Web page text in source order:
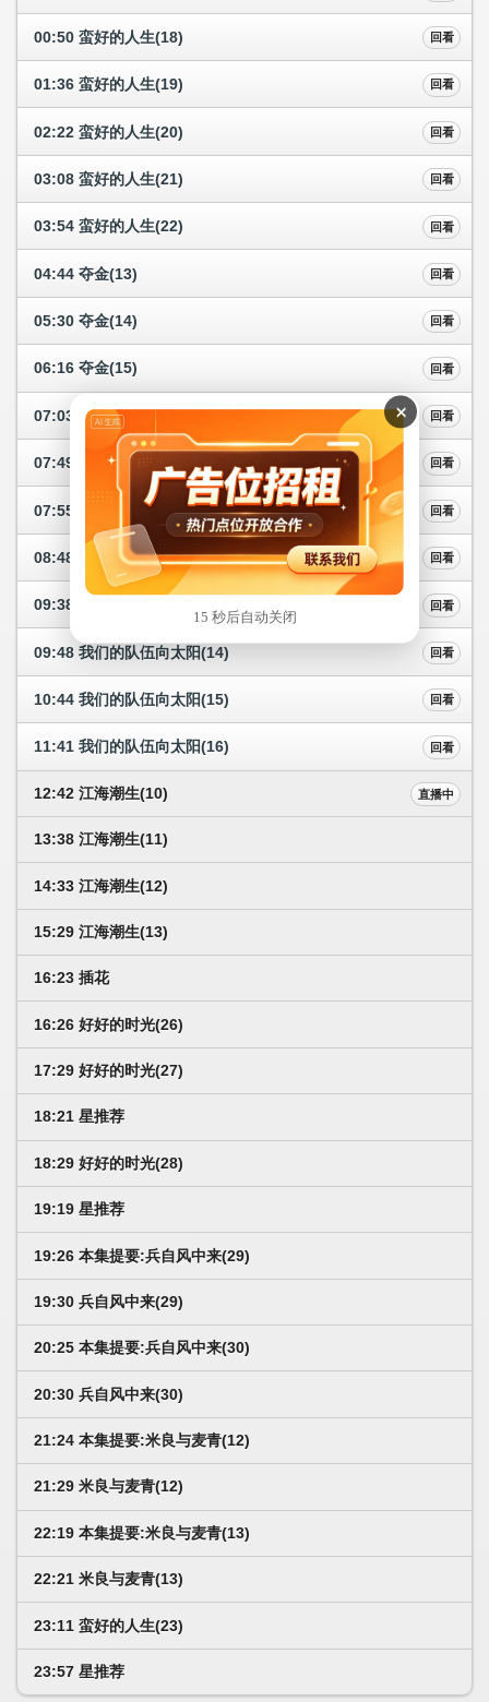
00:50 蛮好的人生(18) 回看
01:36 蛮好的人生(19) 回看
02:22 蛮好的人生(20) 回看
03:08 蛮好的人生(21) 回看
03:54 蛮好的人生(22) 回看
04:44 夺金(13) 回看
05:30 夺金(14) 回看
06:16 夺金(15) 回看
07:03 夺金(16) 回看
07:49 星推荐 回看
07:55 我们的队伍向太阳(12) 回看
08:48 我们的队伍向太阳(13) 回看
09:38 星推荐 回看
09:48 我们的队伍向太阳(14) 回看
10:44 我们的队伍向太阳(15) 回看
11:41 我们的队伍向太阳(16) 回看
12:42 江海潮生(10) 直播中
13:38 江海潮生(11)
14:33 江海潮生(12)
15:29 江海潮生(13)
16:23 插花
16:26 好好的时光(26)
17:29 好好的时光(27)
18:21 星推荐
18:29 好好的时光(28)
19:19 星推荐
19:26 本集提要:兵自风中来(29)
19:30 兵自风中来(29)
20:25 本集提要:兵自风中来(30)
20:30 兵自风中来(30)
21:24 本集提要:米良与麦青(12)
21:29 米良与麦青(12)
22:19 本集提要:米良与麦青(13)
22:21 米良与麦青(13)
23:11 蛮好的人生(23)
23:57 星推荐
×
15 秒后自动关闭